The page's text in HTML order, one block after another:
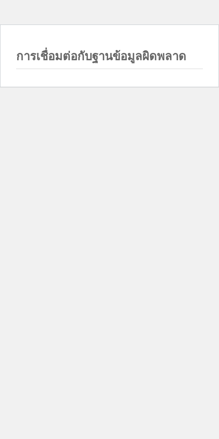
การเชื่อมต่อกับฐานข้อมูลผิดพลาด